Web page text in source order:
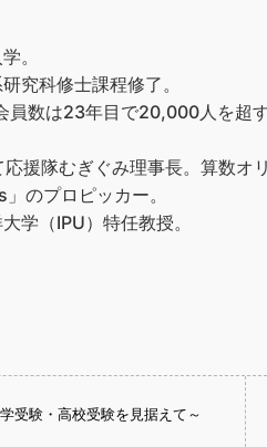
。
究科修士課程修了。
数は23年目で20,000人を超す
援隊むぎぐみ理事長。算数オ
のプロピッカー。
学（IPU）特任教授。
受験・高校受験を見据えて～